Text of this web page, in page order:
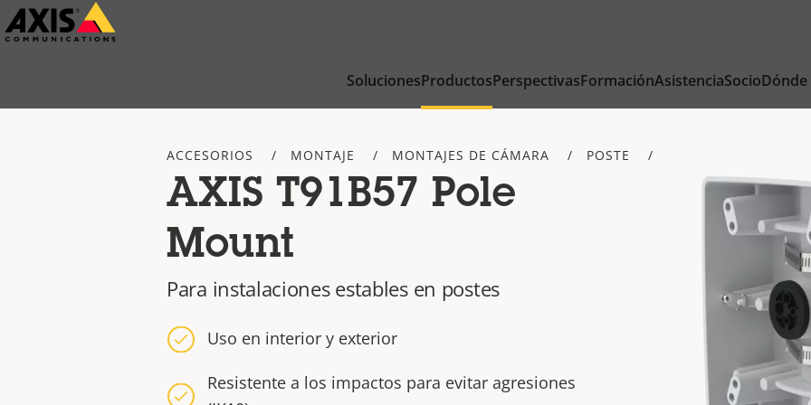
Saltar
al
SolucionesProductosPerspectivasFormaciónAsistenciaSocio
ACCESORIOS MONTAJE MONTAJES DE CÁMARA POSTE
AXIS T91B57 Pole
Mount
Para instalaciones estables en postes
Uso en interior y exterior
Resistente a los impactos para evitar agresiones